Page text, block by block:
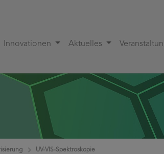
Innovationen Aktuelles
UV-VIS-Spektroskopie